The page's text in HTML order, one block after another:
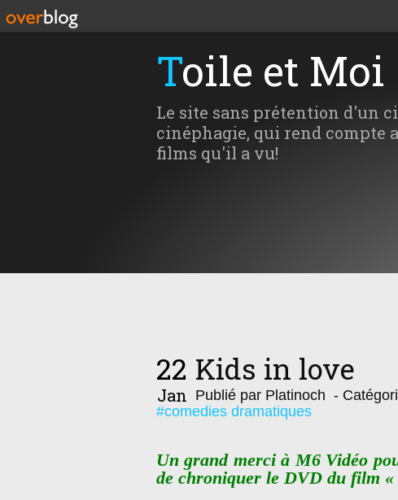
Toile et Moi
Le site sans prétention d'un
cinéphagie, qui rend compte
films qu'il a vu!
22
Jan
Kids in love
Publié par Platinoch -
#comedies dramatiques
Un grand merci à M6 Vidéo
de chroniquer le DVD du film